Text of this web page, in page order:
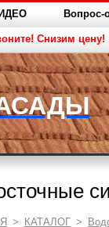
Вопрос-
Снизим цену!
> КАТАЛОГ >